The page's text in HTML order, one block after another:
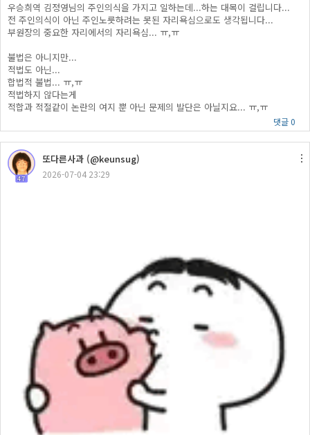
우승희역 김정영님의 주인의식을 가지고 일하는데...하는 대목이 걸립니다...
전 주인의식이 아닌 주인노릇하려는 못된 자리욕심으로도 생각됩니다...
부원장의 중요한 자리에서의 자리욕심... ㅠ,ㅠ
불법은 아니지만...
적법도 아닌...
합법적 불법... ㅠ,ㅠ
적법하지 않다는게
적합과 적절같이 논란의 여지 뿐 아닌 문제의 발단은 아닐지요... ㅠ,ㅠ
댓글 0
47
또다른사과 (@keunsug)
2026-07-04 23:29